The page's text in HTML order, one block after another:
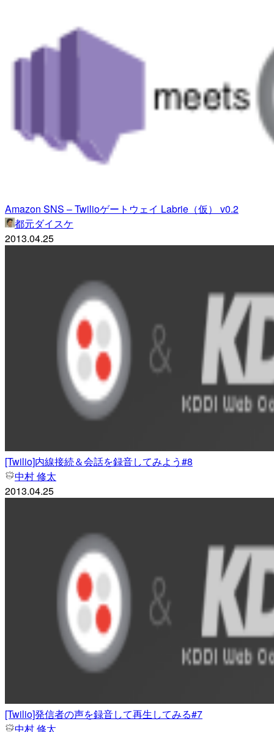
Amazon SNS – Twilioゲートウェイ Labrie（仮） v0.2
都元ダイスケ
2013.04.25
[Twilio]内線接続＆会話を録音してみよう#8
中村 修太
2013.04.25
[Twilio]発信者の声を録音して再生してみる#7
中村 修太